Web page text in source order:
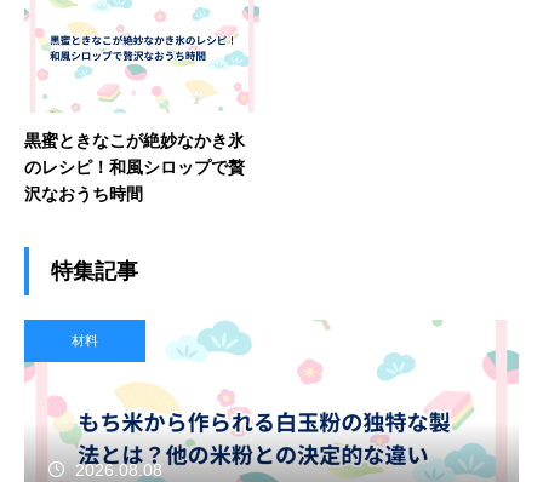
黒蜜ときなこが絶妙なかき氷
のレシピ！和風シロップで贅
沢なおうち時間
特集記事
材料
2026.08.08